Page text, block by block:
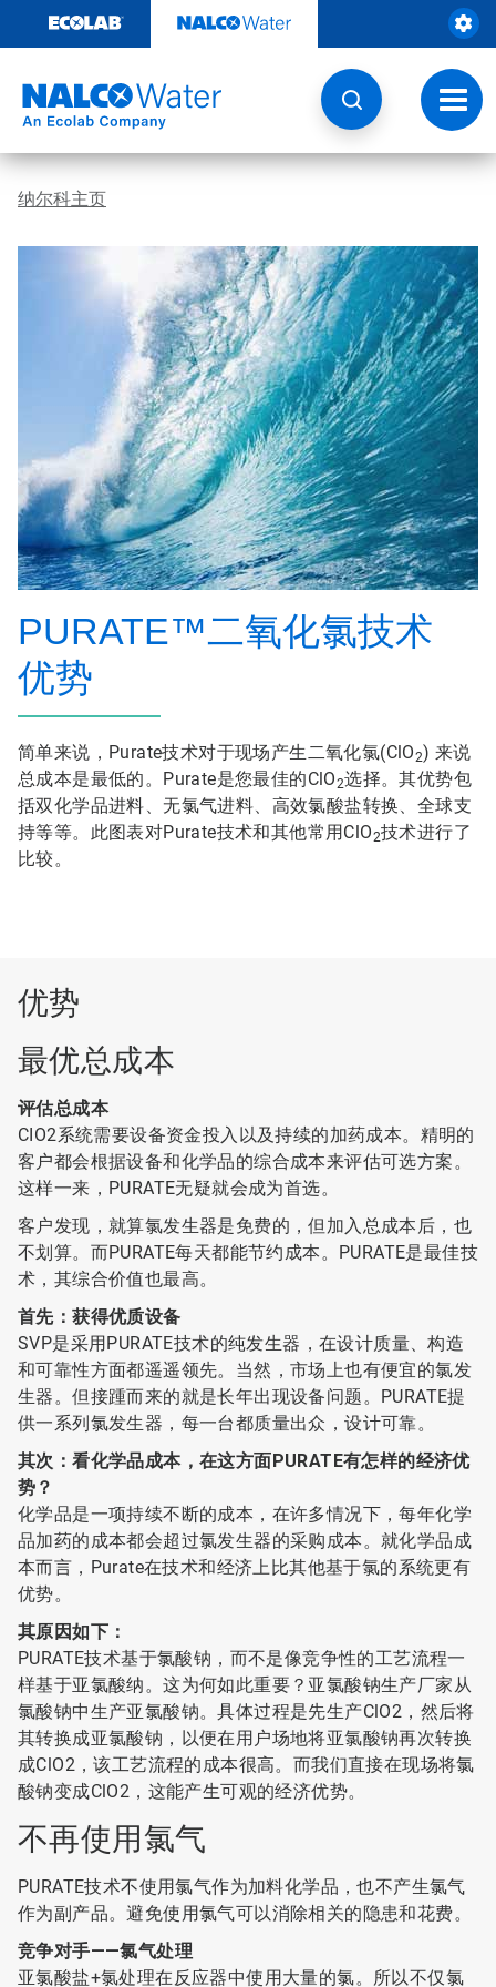
至
切
换
导
航
纳尔科主页
PURATE™二氧化氯技术
优势
简单来说，Purate技术对于现场产生二氧化氯(ClO2) 来说
总成本是最低的。Purate是您最佳的ClO2选择。其优势包
括双化学品进料、无氯气进料、高效氯酸盐转换、全球支
持等等。此图表对Purate技术和其他常用ClO2技术进行了
比较。
优势
最优总成本
评估总成本
CIO2系统需要设备资金投入以及持续的加药成本。精明的
客户都会根据设备和化学品的综合成本来评估可选方案。
这样一来，PURATE无疑就会成为首选。
客户发现，就算氯发生器是免费的，但加入总成本后，也
不划算。而PURATE每天都能节约成本。PURATE是最佳技
术，其综合价值也最高。
首先：获得优质设备
SVP是采用PURATE技术的纯发生器，在设计质量、构造
和可靠性方面都遥遥领先。当然，市场上也有便宜的氯发
生器。但接踵而来的就是长年出现设备问题。PURATE提
供一系列氯发生器，每一台都质量出众，设计可靠。
其次：看化学品成本，在这方面PURATE有怎样的经济优
势？
化学品是一项持续不断的成本，在许多情况下，每年化学
品加药的成本都会超过氯发生器的采购成本。就化学品成
本而言，Purate在技术和经济上比其他基于氯的系统更有
优势。
其原因如下：
PURATE技术基于氯酸钠，而不是像竞争性的工艺流程一
样基于亚氯酸纳。这为何如此重要？亚氯酸钠生产厂家从
氯酸钠中生产亚氯酸钠。具体过程是先生产ClO2，然后将
其转换成亚氯酸钠，以便在用户场地将亚氯酸钠再次转换
成ClO2，该工艺流程的成本很高。而我们直接在现场将氯
酸钠变成ClO2，这能产生可观的经济优势。
不再使用氯气
PURATE技术不使用氯气作为加料化学品，也不产生氯气
作为副产品。避免使用氯气可以消除相关的隐患和花费。
竞争对手——氯气处理
亚氯酸盐+氯处理在反应器中使用大量的氯。所以不仅氯